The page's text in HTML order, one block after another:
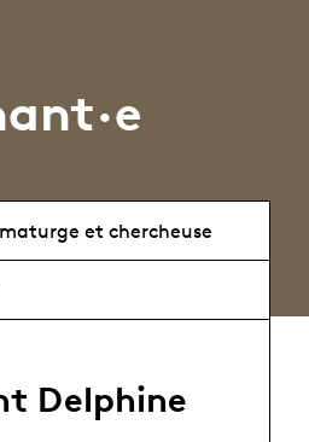
et chercheuse
Delphine